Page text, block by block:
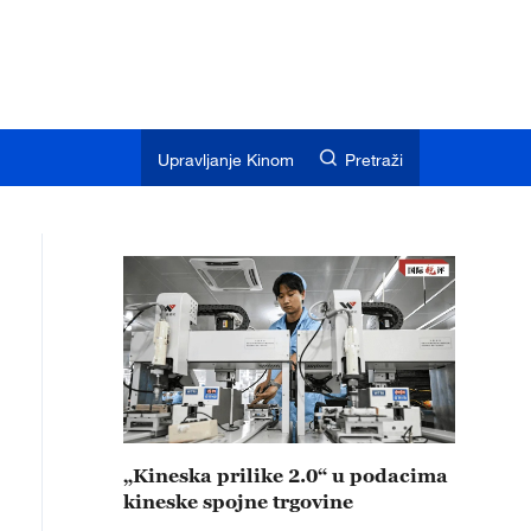
Upravljanje Kinom Pretraži
„Kineska prilike 2.0“ u podacima
kineske spojne trgovine